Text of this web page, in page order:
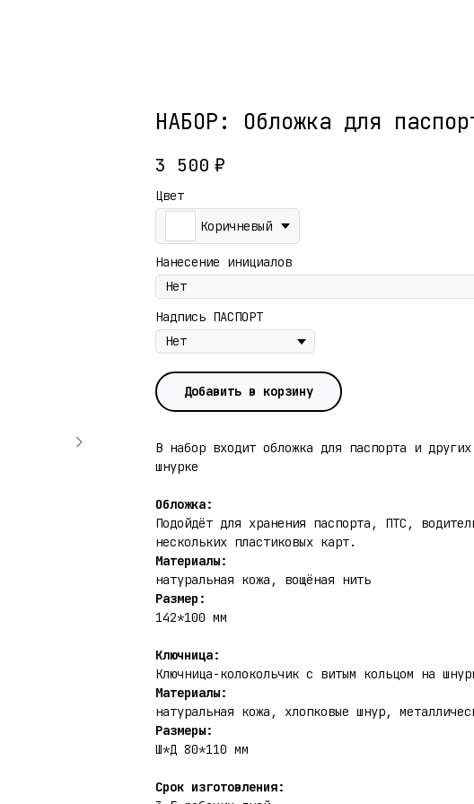
НАБОР: Обложка для
3 500 ₽
Цвет
Коричневый
Нанесение инициалов
Надпись ПАСПОРТ
Добавить в корзину
В набор входит обложка для паспорта и
шнурке
Обложка:
Подойдёт для хранения паспорта, ПТС,
нескольких пластиковых карт.
Материалы:
натуральная кожа, вощёная нить
Размер:
142*100 мм
Ключница:
Ключница-колокольчик с витым кольцом на
Материалы:
натуральная кожа, хлопковые шнур,
Размеры:
Ш*Д 80*110 мм
Срок изготовления: